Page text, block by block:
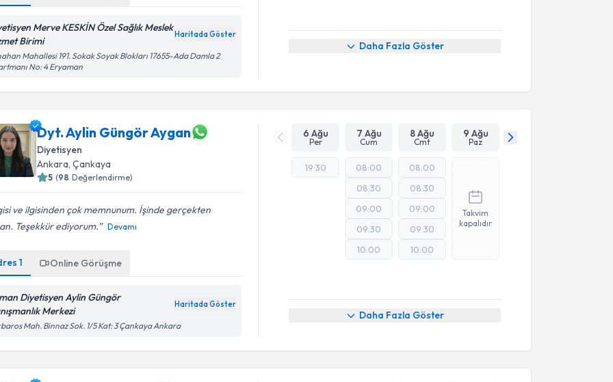
Merve KESKİN Özel Sağlık Meslek
Birimi
Haritada Göster
Mahallesi 191. Sokak Soyak Blokları 17655-Ada Damla 2
No: 4 Eryaman
Daha Fazla Göster
Dyt. Aylin Güngör Aygan
Diyetisyen
Ankara, Çankaya
5 (98 Değerlendirme)
ve ilgisinden çok memnunum. İşinde gerçekten
Teşekkür ediyorum.
Devamı
1 Online Görüşme
Diyetisyen Aylin Güngör
Merkezi
Haritada Göster
Mah. Binnaz Sok. 1/5 Kat: 3 Çankaya Ankara
6 Ağu
Per
7 Ağu
Cum
8 Ağu
Cmt
9 Ağu
Paz
19:30
08:00
08:30
09:00
09:30
10:00
08:00
08:30
09:00
09:30
10:00
Takvim
kapalıdır
Daha Fazla Göster